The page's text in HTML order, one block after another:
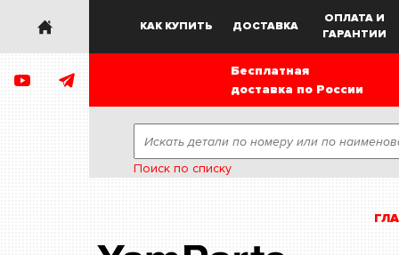
КАК КУПИТЬ ДОСТАВКА
ОПЛАТА И
ГАРАНТИИ
Бесплатная
доставка по России
Поиск по списку